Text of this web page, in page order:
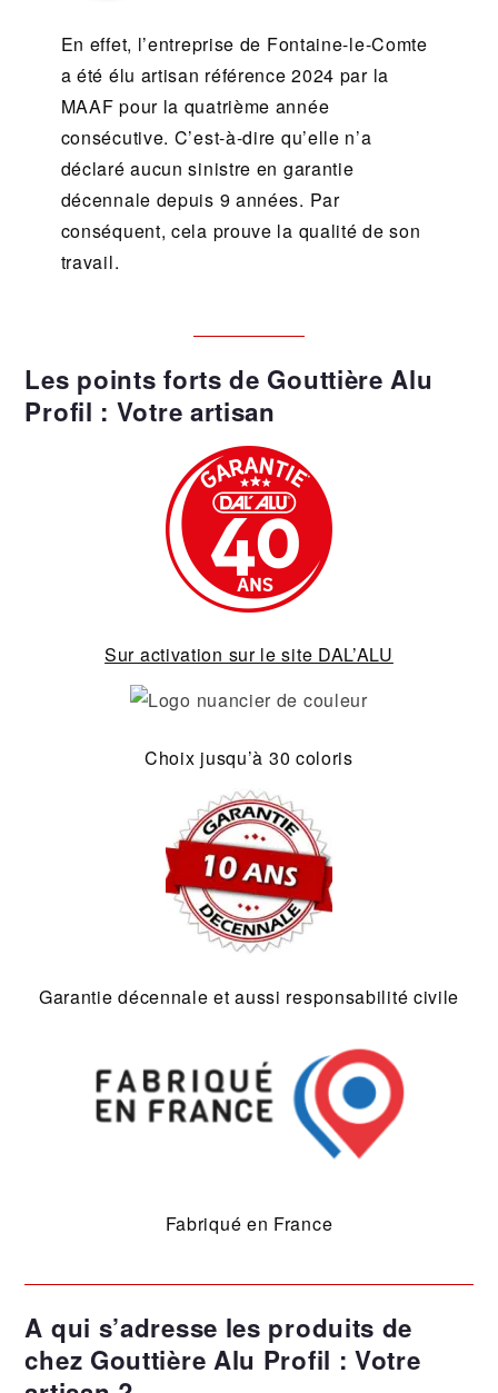
En effet, l’entreprise de Fontaine-le-Comte
a été élu artisan référence 2024 par la
MAAF pour la quatrième année
consécutive. C’est-à-dire qu’elle n’a
déclaré aucun sinistre en garantie
décennale depuis 9 années. Par
conséquent, cela prouve la qualité de son
travail.
Les points forts de Gouttière Alu
Profil : Votre artisan
Sur activation sur le site DAL’ALU
Choix jusqu’à 30 coloris
Garantie décennale et aussi responsabilité civile
Fabriqué en France
A qui s’adresse les produits de
chez Gouttière Alu Profil : Votre